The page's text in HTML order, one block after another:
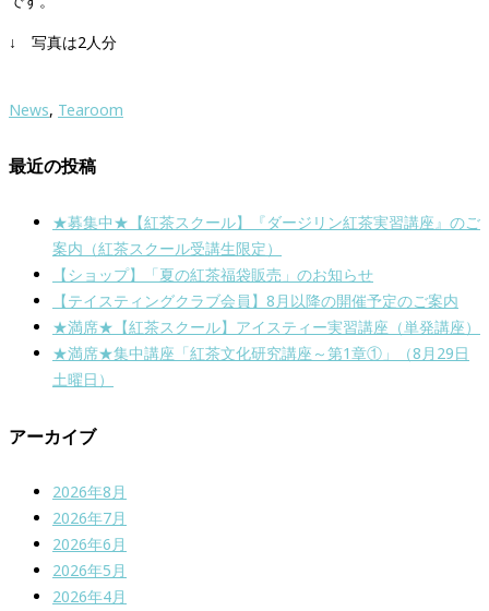
↓ 写真は2人分
News, Tearoom
最近の投稿
★募集中★【紅茶スクール】『ダージリン紅茶実習講座』のご
案内（紅茶スクール受講生限定）
【ショップ】「夏の紅茶福袋販売」のお知らせ
【テイスティングクラブ会員】8月以降の開催予定のご案内
★満席★【紅茶スクール】アイスティー実習講座（単発講座）
★満席★集中講座「紅茶文化研究講座～第1章①」（8月29日
土曜日）
アーカイブ
2026年8月
2026年7月
2026年6月
2026年5月
2026年4月